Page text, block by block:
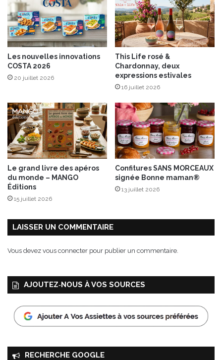
t
v
é
g
é
t
a
l
d
e
n
F
a
n
o
l
i
n
e
d
u
N
d
Les nouvelles innovations
COSTA 2026
20 juillet 2026
This Life rosé &
Chardonnay, deux
expressions estivales
16 juillet 2026
Le grand livre des apéros
du monde – MANGO
Éditions
15 juillet 2026
Confitures SANS MORCEAUX
signée Bonne maman®
13 juillet 2026
LAISSER UN COMMENTAIRE
Vous devez vous connecter pour publier un commentaire.
AJOUTEZ‑NOUS À VOS SOURCES
RECHERCHE GOOGLE